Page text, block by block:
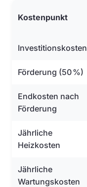
Kostenpunkt
Investitionskosten
Förderung (50 %)
Endkosten nach
Förderung
Jährliche
Heizkosten
Jährliche
Wartungskosten